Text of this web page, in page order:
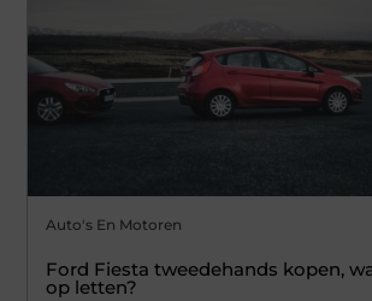
Auto's En Motoren
Ford Fiesta tweedehands kopen,
op letten?